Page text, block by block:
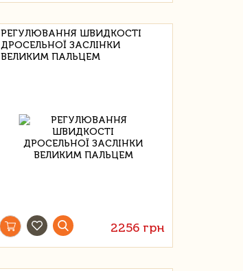
РЕГУЛЮВАННЯ ШВИДКОСТІ
ДРОСЕЛЬНОЇ ЗАСЛІНКИ
ВЕЛИКИМ ПАЛЬЦЕМ
2256 грн